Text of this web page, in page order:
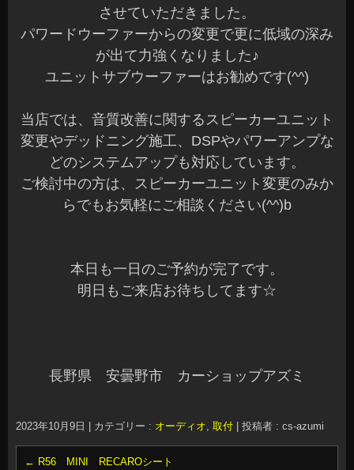
させていただきました。
パワードウーファーからの変更で更に低域の深み
が出て力強くなりました♪
ユニットサブウーファーはお勧めです(^^)
当店では、音質改善に関するスピーカーユニット
変更やデッドニング施工、DSPやパワーアンプな
どのシステムアップも対応しています。
ご検討中の方は、スピーカーユニット変更のみか
らでもお気軽にご相談ください(^^)b
本日も一日のご予約が完了です。
明日もご来店お待ちしてます☆
長野県 安曇野市 カーショップアズミ
2023年10月9日 カテゴリー : オーディオ, 取付 投稿者 : cs-azumi
← R56 MINI RECAROシート